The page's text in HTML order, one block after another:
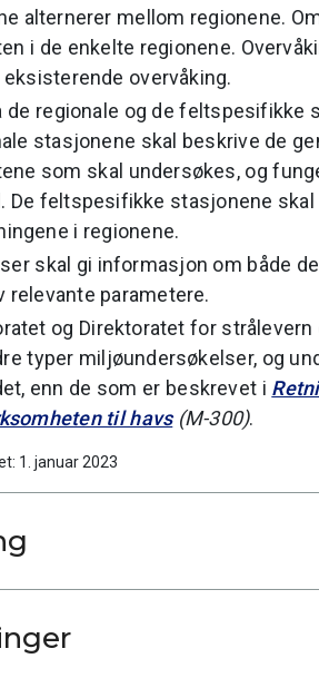
alternerer mellom regionene.
i de enkelte regionene.
overvåking.
de regionale og de feltspesifikke
stasjonene skal beskrive de
som skal undersøkes, og
De feltspesifikke stasjonene
i regionene.
skal gi informasjon om både
relevante parametere.
og Direktoratet for
typer miljøundersøkelser, og
enn de som er beskrevet i
til havs (M-300).
1. januar 2023